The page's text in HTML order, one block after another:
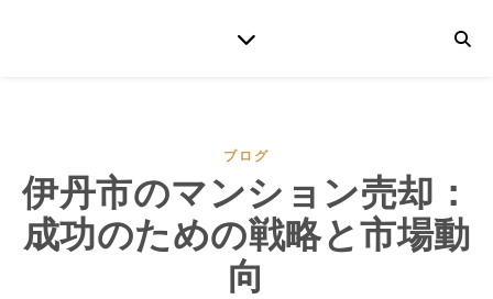
ブログ
伊丹市のマンション売却：
成功のための戦略と市場動
向